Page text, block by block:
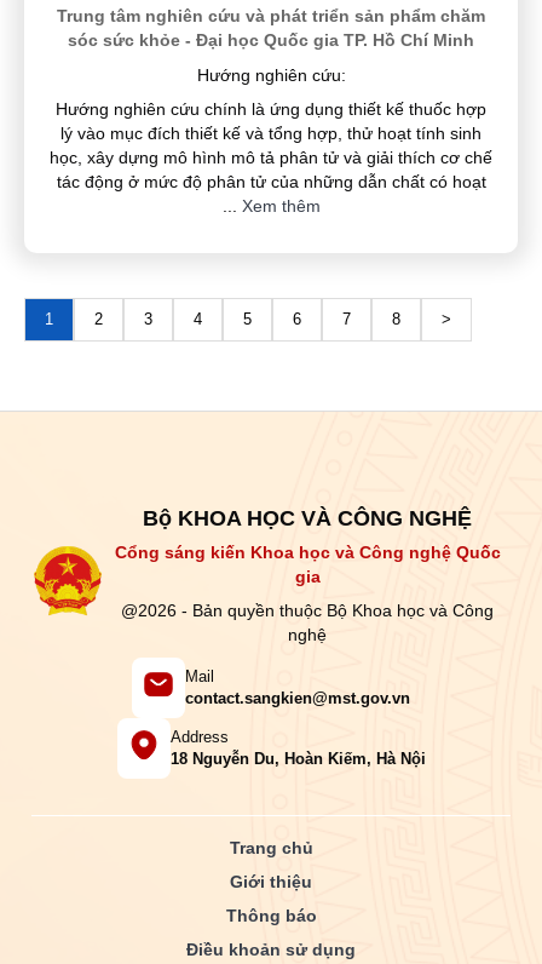
Trung tâm nghiên cứu và phát triển sản phẩm chăm
sóc sức khỏe - Đại học Quốc gia TP. Hồ Chí Minh
Hướng nghiên cứu:
Hướng nghiên cứu chính là ứng dụng thiết kế thuốc hợp
lý vào mục đích thiết kế và tổng hợp, thử hoạt tính sinh
học, xây dựng mô hình mô tả phân tử và giải thích cơ chế
tác động ở mức độ phân tử của những dẫn chất có hoạt
Xem thêm
1 2 3 4 5 6 7 8 >
Bộ KHOA HỌC VÀ CÔNG NGHỆ
Cổng sáng kiến Khoa học và Công nghệ Quốc
gia
@2026 - Bản quyền thuộc Bộ Khoa học và Công
nghệ
Mail
contact.sangkien@mst.gov.vn
Address
18 Nguyễn Du, Hoàn Kiếm, Hà Nội
Trang chủ
Giới thiệu
Thông báo
Điều khoản sử dụng